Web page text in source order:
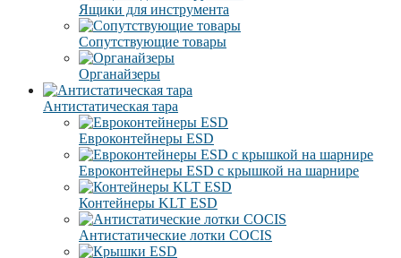
Ящики для инструмента
Сопутствующие товары
Органайзеры
Антистатическая тара
Eвроконтейнеры ЕSD
Евроконтейнеры ESD с крышкой на шарнире
Контейнеры KLT ESD
Антистатические лотки COCIS